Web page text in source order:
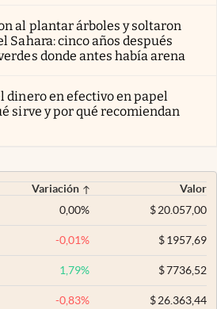
al plantar árboles y soltaron
Sahara: cinco años después
donde antes había arena
dinero en efectivo en papel
sirve y por qué recomiendan
Variación
Valor
0,00% $20.057,00
-0,01% $1957,69
1,79% $7736,52
-0,83% $26.363,44